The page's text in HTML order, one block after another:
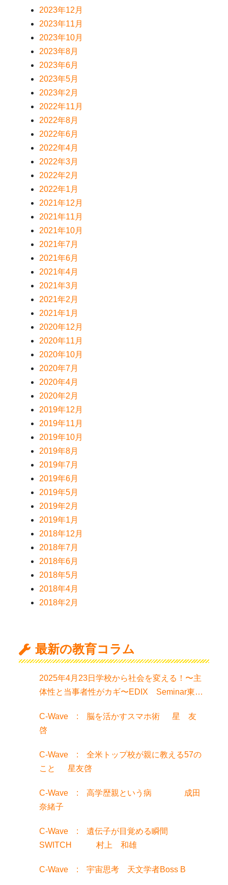
2023年12月
2023年11月
2023年10月
2023年8月
2023年6月
2023年5月
2023年2月
2022年11月
2022年8月
2022年6月
2022年4月
2022年3月
2022年2月
2022年1月
2021年12月
2021年11月
2021年10月
2021年7月
2021年6月
2021年4月
2021年3月
2021年2月
2021年1月
2020年12月
2020年11月
2020年10月
2020年7月
2020年4月
2020年2月
2019年12月
2019年11月
2019年10月
2019年8月
2019年7月
2019年6月
2019年5月
2019年2月
2019年1月
2018年12月
2018年7月
2018年6月
2018年5月
2018年4月
2018年2月
最新の教育コラム
2025年4月23日学校から社会を変える！〜主
体性と当事者性がカギ〜EDIX Seminar東京
C-Wave : 脳を活かすスマホ術 星 友
啓
C-Wave : 全米トップ校が親に教える57の
こと 星友啓
C-Wave : 高学歴親という病 成田
奈緒子
C-Wave : 遺伝子が目覚める瞬間
SWITCH 村上 和雄
C-Wave : 宇宙思考 天文学者Boss B